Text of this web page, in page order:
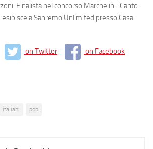
Finalista nel concorso Marche in…Canto
a Sanremo Unlimited presso Casa
on Twitter on Facebook
italiani pop